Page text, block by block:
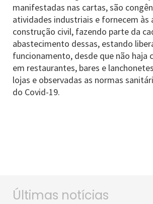
manifestadas nas cartas, são
atividades industriais e fornecem às
construção civil, fazendo parte da
abastecimento dessas, estando
funcionamento, desde que não haja
em restaurantes, bares e
lojas e observadas as normas
do Covid-19.
Últimas notícias